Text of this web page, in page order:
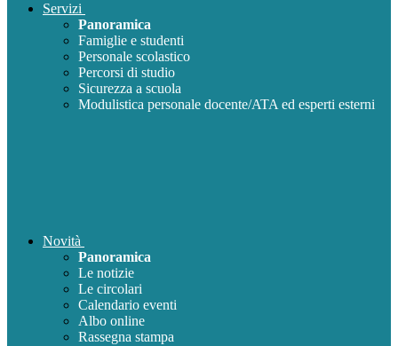
Servizi
Panoramica
Famiglie e studenti
Personale scolastico
Percorsi di studio
Sicurezza a scuola
Modulistica personale docente/ATA ed esperti esterni
Novità
Panoramica
Le notizie
Le circolari
Calendario eventi
Albo online
Rassegna stampa